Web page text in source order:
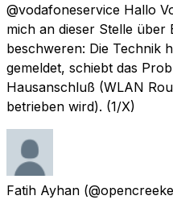
@vodafoneservice Hallo
mich an dieser Stelle
beschweren: Die Technik
gemeldet, schiebt das
Hausanschluß (WLAN
betrieben wird). (1/X)
Fatih Ayhan